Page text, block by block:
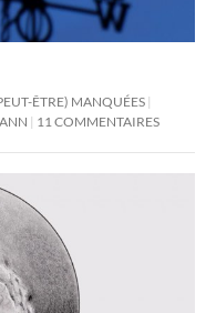
ÊTRE) MANQUÉES
11 COMMENTAIRES